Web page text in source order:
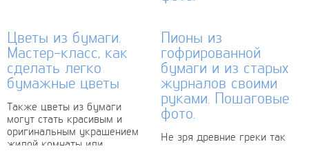
Цветы из бумаги.
Мастер-класс, как
сделать легко
бумажные цветы
Также цветы из бумаги
могут стать красивым и
оригинальным украшением
жилой комнаты или
Пионы из
гофрированной
бумаги и из старых
журналов своими
руками. Пошаговые
фото.
Не зря древние греки так